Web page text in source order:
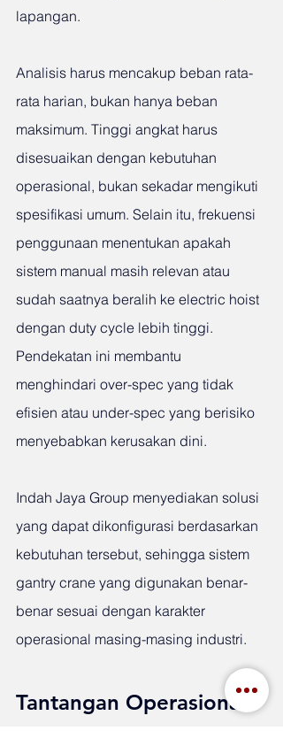
lapangan.
Analisis harus mencakup beban rata-
rata harian, bukan hanya beban
maksimum. Tinggi angkat harus
disesuaikan dengan kebutuhan
operasional, bukan sekadar mengikuti
spesifikasi umum. Selain itu, frekuensi
penggunaan menentukan apakah
sistem manual masih relevan atau
sudah saatnya beralih ke electric hoist
dengan duty cycle lebih tinggi.
Pendekatan ini membantu
menghindari over-spec yang tidak
efisien atau under-spec yang berisiko
menyebabkan kerusakan dini.
Indah Jaya Group menyediakan solusi
yang dapat dikonfigurasi berdasarkan
kebutuhan tersebut, sehingga sistem
gantry crane yang digunakan benar-
benar sesuai dengan karakter
operasional masing-masing industri.
Tantangan Operasional